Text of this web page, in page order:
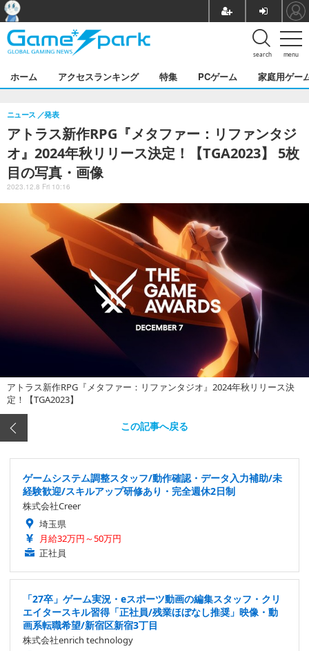
menu
search
ホーム アクセスランキング 特集 PCゲーム 家庭用ゲー
アトラス新作RPG『メタファー：リファンタジ
オ』2024年秋リリース決定！【TGA2023】 5枚
目の写真・画像
ニュース 発表
2023.12.8 Fri 10:16
アトラス新作RPG『メタファー：リファンタジオ』2024年秋リリース決
定！【TGA2023】
この記事へ戻る
ゲームシステム調整スタッフ/動作確認・データ入力補助/未
経験歓迎/スキルアップ研修あり・完全週休2日制
株式会社Creer
埼玉県
月給32万円～50万円
正社員
「27卒」ゲーム実況・eスポーツ動画の編集スタッフ・クリ
エイタースキル習得「正社員/残業ほぼなし推奨」映像・動
画系転職希望/新宿区新宿3丁目
株式会社enrich technology